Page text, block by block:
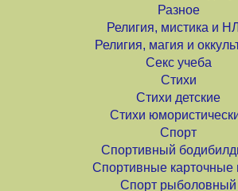
Разное
Религия, мистика и
Религия, магия и
Секс учеба
Стихи
Стихи детские
Стихи
Спорт
Спортивный
Спортивные карточные
Спорт рыболовный